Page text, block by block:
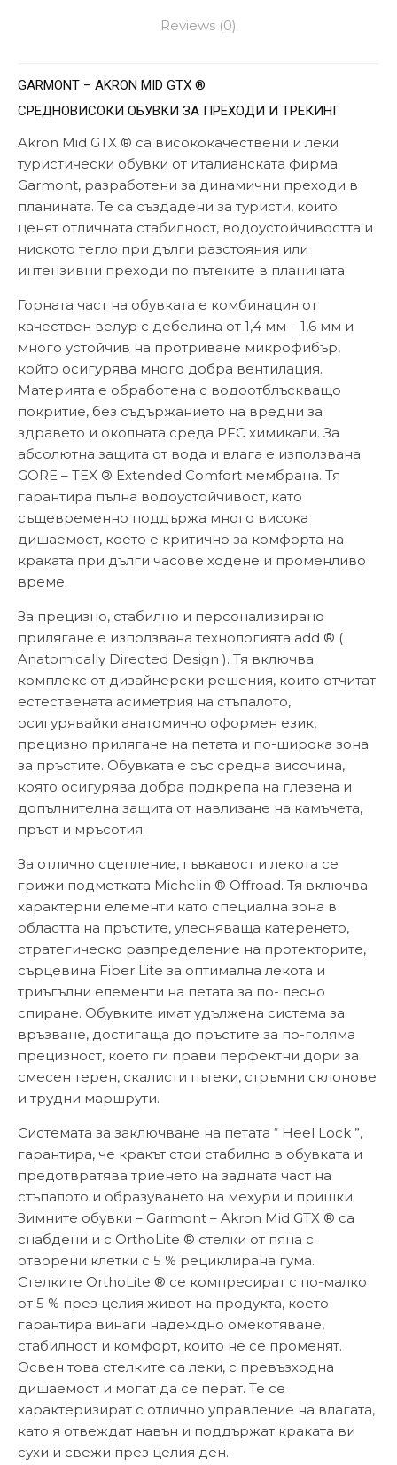
Reviews (0)
GARMONT – AKRON MID GTX ®
СРЕДНОВИСОКИ ОБУВКИ ЗА ПРЕХОДИ И ТРЕКИНГ
Akron Mid GTX ® са висококачествени и леки
туристически обувки от италианската фирма
Garmont, разработени за динамични преходи в
планината. Те са създадени за туристи, които
ценят отличната стабилност, водоустойчивостта и
ниското тегло при дълги разстояния или
интензивни преходи по пътеките в планината.
Горната част на обувката е комбинация от
качествен велур с дебелина от 1,4 мм – 1,6 мм и
много устойчив на протриване микрофибър,
който осигурява много добра вентилация.
Материята е обработена с водоотблъскващо
покритие, без съдържанието на вредни за
здравето и околната среда PFC химикали. За
абсолютна защита от вода и влага е използвана
GORE – TEX ® Extended Comfort мембрана. Тя
гарантира пълна водоустойчивост, като
същевременно поддържа много висока
дишаемост, което е критично за комфорта на
краката при дълги часове ходене и променливо
време.
За прецизно, стабилно и персонализирано
прилягане е използвана технологията add ® (
Anatomically Directed Design ). Тя включва
комплекс от дизайнерски решения, които отчитат
естествената асиметрия на стъпалото,
осигурявайки анатомично оформен език,
прецизно прилягане на петата и по-широка зона
за пръстите. Обувката е със средна височина,
която осигурява добра подкрепа на глезена и
допълнителна защита от навлизане на камъчета,
пръст и мръсотия.
За отлично сцепление, гъвкавост и лекота се
грижи подметката Michelin ® Offroad. Тя включва
характерни елементи като специална зона в
областта на пръстите, улесняваща катеренето,
стратегическо разпределение на протекторите,
сърцевина Fiber Lite за оптимална лекота и
триъгълни елементи на петата за по- лесно
спиране. Обувките имат удължена система за
връзване, достигаща до пръстите за по-голяма
прецизност, което ги прави перфектни дори за
смесен терен, скалисти пътеки, стръмни склонове
и трудни маршрути.
Системата за заключване на петата “ Heel Lock ”,
гарантира, че кракът стои стабилно в обувката и
предотвратява триенето на задната част на
стъпалото и образуването на мехури и пришки.
Зимните обувки – Garmont – Akron Mid GTX ® са
снабдени и с OrthoLite ® стелки от пяна с
отворени клетки с 5 % рециклирана гума.
Стелките OrthoLite ® се компресират с по-малко
от 5 % през целия живот на продукта, което
гарантира винаги надеждно омекотяване,
стабилност и комфорт, които не се променят.
Освен това стелките са леки, с превъзходна
дишаемост и могат да се перат. Те се
характеризират с отлично управление на влагата,
като я отвеждат навън и поддържат краката ви
сухи и свежи през целия ден.